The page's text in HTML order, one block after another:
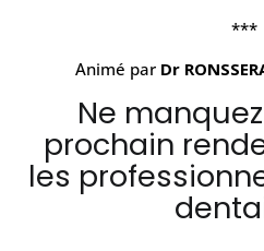
***
Animé par Dr
Ne
prochain
les